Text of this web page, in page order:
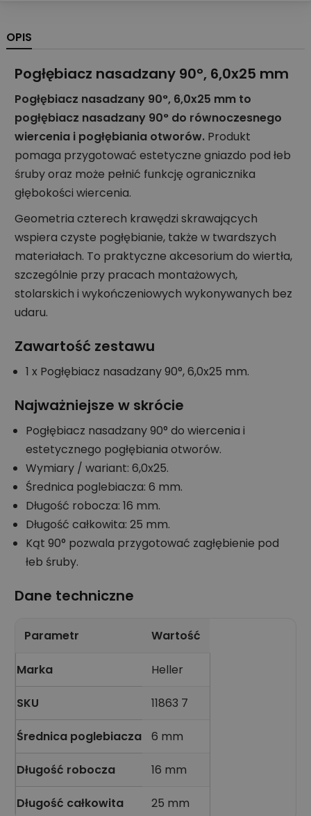
OPIS
Pogłębiacz nasadzany 90°, 6,0x25 mm
Pogłębiacz nasadzany 90°, 6,0x25 mm to
pogłębiacz nasadzany 90° do równoczesnego
wiercenia i pogłębiania otworów. Produkt
pomaga przygotować estetyczne gniazdo pod łeb
śruby oraz może pełnić funkcję ogranicznika
głębokości wiercenia.
Geometria czterech krawędzi skrawających
wspiera czyste pogłębianie, także w twardszych
materiałach. To praktyczne akcesorium do wiertła,
szczególnie przy pracach montażowych,
stolarskich i wykończeniowych wykonywanych bez
udaru.
Zawartość zestawu
1 x Pogłębiacz nasadzany 90°, 6,0x25 mm.
Najważniejsze w skrócie
Pogłębiacz nasadzany 90° do wiercenia i
estetycznego pogłębiania otworów.
Wymiary / wariant: 6,0x25.
Średnica poglebiacza: 6 mm.
Długość robocza: 16 mm.
Długość całkowita: 25 mm.
Kąt 90° pozwala przygotować zagłębienie pod
łeb śruby.
Dane techniczne
Parametr Wartość
Marka Heller
SKU 11863 7
Średnica poglebiacza 6 mm
Długość robocza 16 mm
Długość całkowita 25 mm